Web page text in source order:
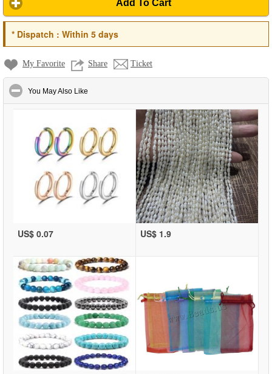
Add To Cart
*Dispatch : Within 5 days
My Favorite Share Ticket
You May Also Like
US$ 0.07 US$ 1.9